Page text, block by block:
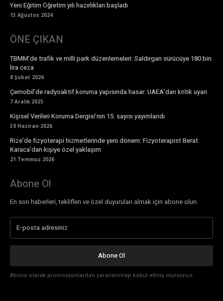
Yeni Eğitim Öğretim yılı hazırlıkları başladı
13 Ağustos 2024
ÖNE ÇIKAN
TBMM’de trafik ve milli park düzenlemeleri: Saldırgan sürücüye 180 bin
lira ceza
8 Şubat 2026
Çernobil’de radyoaktif koruma yapısında hasar: UAEA’dan kritik uyarı
7 Aralık 2025
Kişisel Verileri Koruma Dergisi’nin 15. sayısı yayımlandı
30 Haziran 2026
Rize’de fizyoterapi hizmetlerinde yeni dönem: Fizyoterapist Berat
Karaca’dan kişiye özel yaklaşım
21 Temmuz 2026
Abone Ol
En son haberleri, teklifleri ve özel duyuruları almak için abone olun.
Abone Ol
Abone olarak promosyonlardan yararlanmayı kabul etmiş olursunuz.